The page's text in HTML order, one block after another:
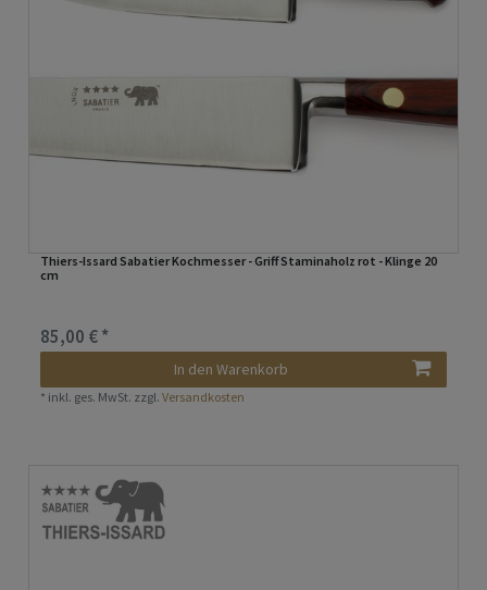
Thiers-Issard Sabatier Kochmesser - Griff Staminaholz rot - Klinge 20
cm
85,00 € *
In den Warenkorb
* inkl. ges. MwSt. zzgl.Versandkosten